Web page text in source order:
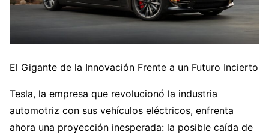
El Gigante de la Innovación Frente a un Futuro Incierto
Tesla, la empresa que revolucionó la industria
automotriz con sus vehículos eléctricos, enfrenta
ahora una proyección inesperada: la posible caída de